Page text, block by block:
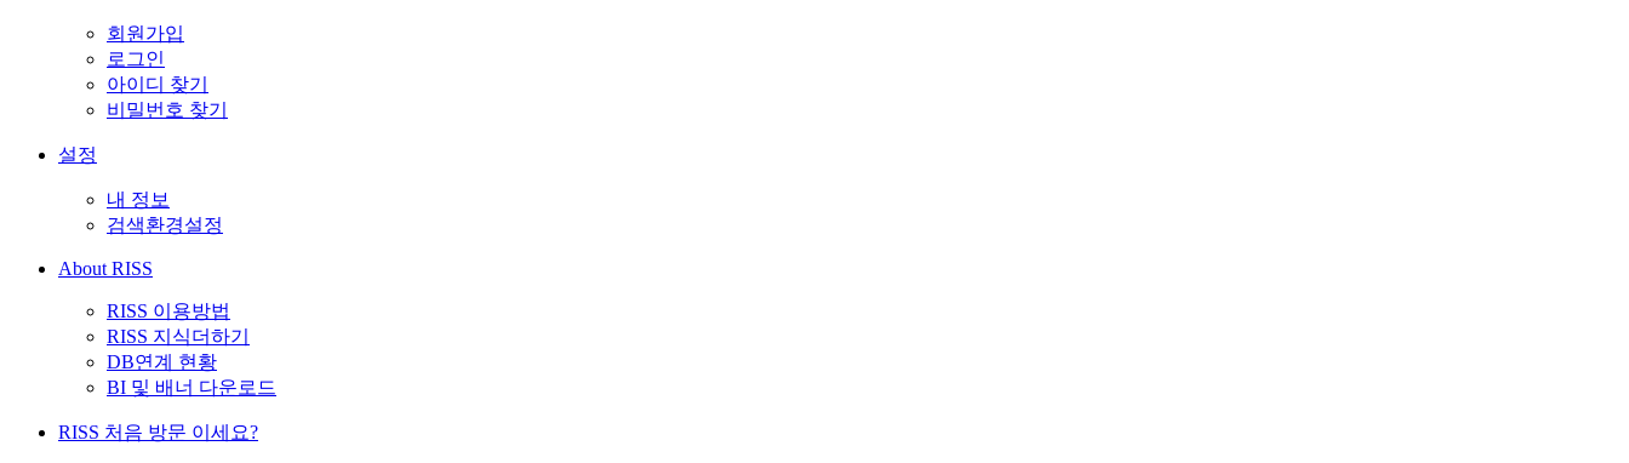
회원가입
로그인
아이디 찾기
비밀번호 찾기
설정
내 정보
검색환경설정
About RISS
RISS 이용방법
RISS 지식더하기
DB연계 현황
BI 및 배너 다운로드
RISS 처음 방문 이세요?